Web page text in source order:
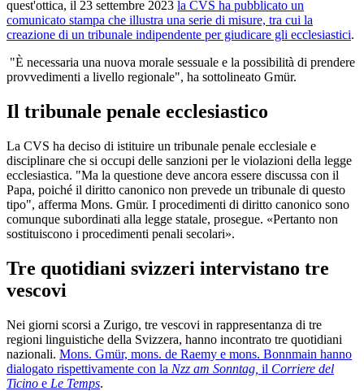
quest'ottica, il 23 settembre 2023 la CVS ha pubblicato un
comunicato stampa che illustra una serie di misure, tra cui la
creazione di un tribunale indipendente per giudicare gli ecclesiastici.
"È necessaria una nuova morale sessuale e la possibilità di prendere
provvedimenti a livello regionale", ha sottolineato Gmür.
Il tribunale penale ecclesiastico
La CVS ha deciso di istituire un tribunale penale ecclesiale e
disciplinare che si occupi delle sanzioni per le violazioni della legge
ecclesiastica. "Ma la questione deve ancora essere discussa con il
Papa, poiché il diritto canonico non prevede un tribunale di questo
tipo", afferma Mons. Gmür. I procedimenti di diritto canonico sono
comunque subordinati alla legge statale, prosegue. «Pertanto non
sostituiscono i procedimenti penali secolari».
Tre quotidiani svizzeri intervistano tre
vescovi
Nei giorni scorsi a Zurigo, tre vescovi in rappresentanza di tre
regioni linguistiche della Svizzera, hanno incontrato tre quotidiani
nazionali. Mons. Gmür, mons. de Raemy e mons. Bonnmain hanno
dialogato rispettivamente con la Nzz am Sonntag, il Corriere del
Ticino e Le Temps.